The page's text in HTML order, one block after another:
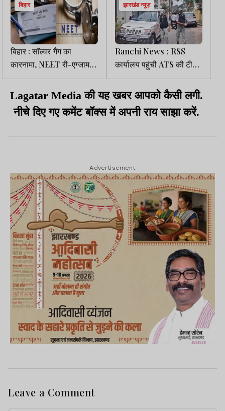
बिहार
बिहार : सॉल्वर गैंग का
कारनामा, NEET री-एग्जाम में
फर्जी परीक्षार्थी बैठाये, 24
गिरफ्तार
झारखंड न्यूज़
Ranchi News : RSS
कार्यालय पहुंची ATS की टीम,
खंगाल रही CCTV फुटेज
Lagatar Media की यह खबर आपको कैसी लगी.
नीचे दिए गए कमेंट बॉक्स में अपनी राय साझा करें.
Advertisement
Leave a Comment